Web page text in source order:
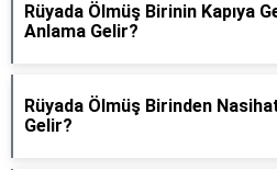
Rüyada Ölmüş Birinin Kapıya
Anlama Gelir?
Rüyada Ölmüş Birinden
Gelir?